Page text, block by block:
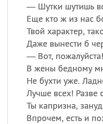
— Шутки шутишь
Еще кто ж из нас
Твой характер,
Даже вынести б
— Вот,
В жены бедному
Не бухти уже.
Лучше всех! Разве
Ты капризна,
Впрочем, есть и